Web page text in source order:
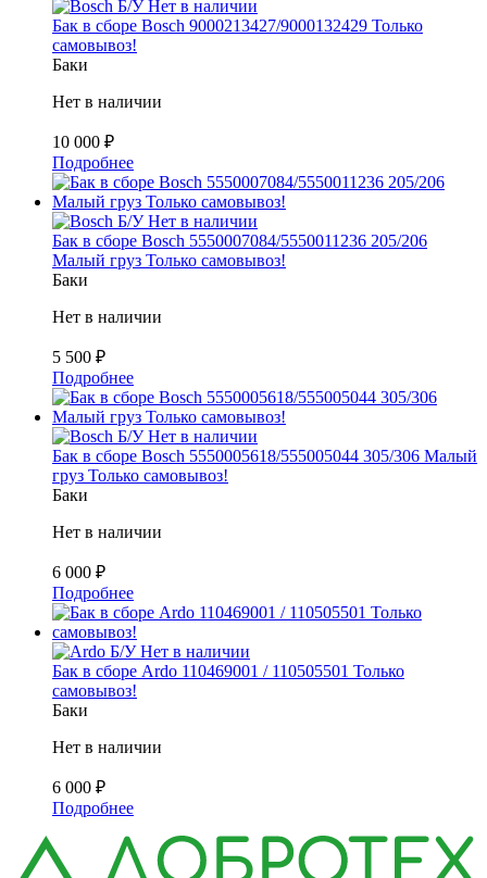
Б/У Нет в наличии
Бак в сборе Bosch 9000213427/9000132429 Только
самовывоз!
Баки
Нет в наличии
10 000 ₽
Подробнее
Б/У Нет в наличии
Бак в сборе Bosch 5550007084/5550011236 205/206
Малый груз Только самовывоз!
Баки
Нет в наличии
5 500 ₽
Подробнее
Б/У Нет в наличии
Бак в сборе Bosch 5550005618/555005044 305/306 Малый
груз Только самовывоз!
Баки
Нет в наличии
6 000 ₽
Подробнее
Б/У Нет в наличии
Бак в сборе Ardo 110469001 / 110505501 Только
самовывоз!
Баки
Нет в наличии
6 000 ₽
Подробнее